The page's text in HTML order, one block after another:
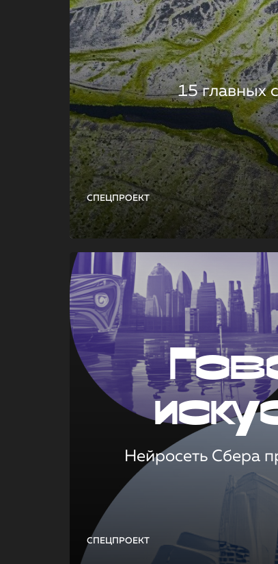
СПЕЦПРОЕКТ
15 главных
СПЕЦПРОЕКТ
Нейросеть Сбера